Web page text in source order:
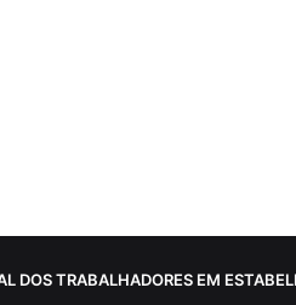
DOS TRABALHADORES EM